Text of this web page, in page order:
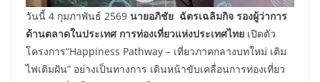
วันนี้ 4 กุมภาพันธ์ 2569 นายอภิชัย ฉัตรเฉลิมกิจ รองผู้ว่าการ
ด้านตลาดในประเทศ การท่องเที่ยวแห่งประเทศไทย เปิดตัว
โครงการ“Happiness Pathway – เที่ยวภาคกลางบทใหม่ เติม
ไฟเติมฝัน” อย่างเป็นทางการ เดินหน้าขับเคลื่อนการท่องเที่ยว